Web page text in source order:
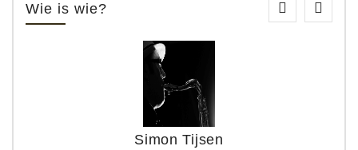
Wie is wie?
Simon Tijsen